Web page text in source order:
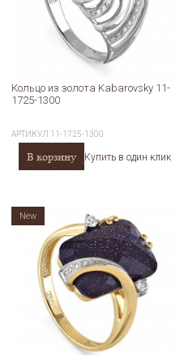
Кольцо из золота Kabarovsky 11-
1725-1300
АРТИКУЛ 11-1725-1300
В корзину Купить в один клик
New